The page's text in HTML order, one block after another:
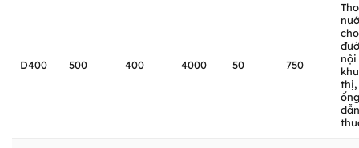
D400 500 400 4000 50 750
cho
nội
thị,
ống